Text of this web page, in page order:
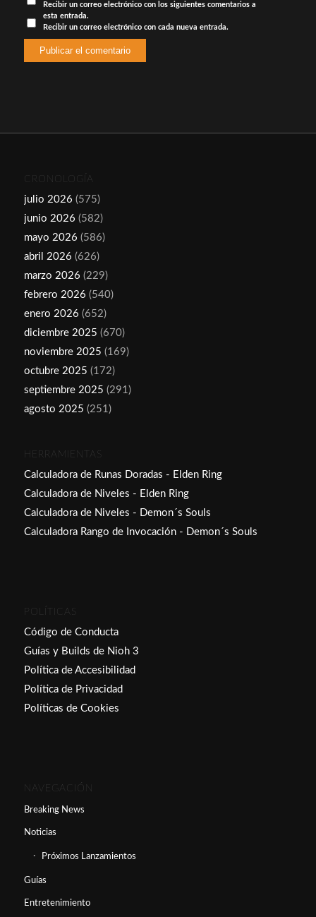
Recibir un correo electrónico con los siguientes comentarios a
esta entrada.
Recibir un correo electrónico con cada nueva entrada.
CRONOLOGÍA
julio 2026 (575)
junio 2026 (582)
mayo 2026 (586)
abril 2026 (626)
marzo 2026 (229)
febrero 2026 (540)
enero 2026 (652)
diciembre 2025 (670)
noviembre 2025 (169)
octubre 2025 (172)
septiembre 2025 (291)
agosto 2025 (251)
HERRAMIENTAS
Calculadora de Runas Doradas - Elden Ring
Calculadora de Niveles - Elden Ring
Calculadora de Niveles - Demon´s Souls
Calculadora Rango de Invocación - Demon´s Souls
POLÍTICAS
Código de Conducta
Guías y Builds de Nioh 3
Política de Accesibilidad
Política de Privacidad
Políticas de Cookies
NAVEGACIÓN
Breaking News
Noticias
Próximos Lanzamientos
Guías
Entretenimiento